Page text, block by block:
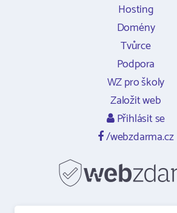
Hosting
Domény
Tvůrce
Podpora
WZ pro školy
Založit web
Přihlásit se
/webzdarma.cz